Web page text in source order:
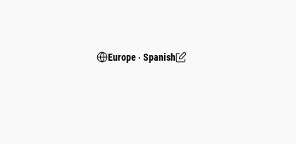
Europe ‧ Spanish